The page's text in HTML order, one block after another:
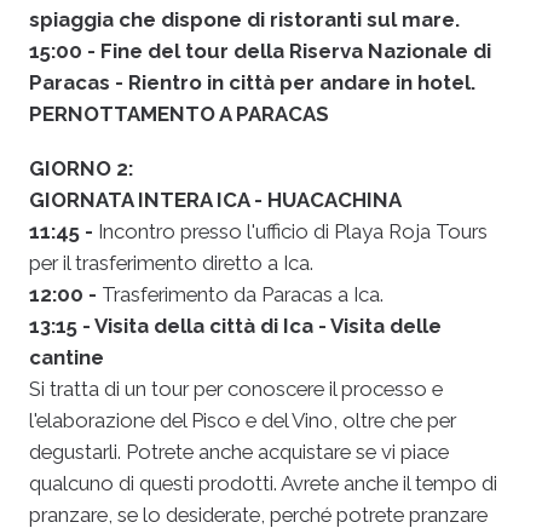
spiaggia che dispone di ristoranti sul mare.
15:00 - Fine del tour della Riserva Nazionale di
Paracas - Rientro in città per andare in hotel.
PERNOTTAMENTO A PARACAS
GIORNO 2:
GIORNATA INTERA ICA - HUACACHINA
11:45 - Incontro presso l'ufficio di Playa Roja Tours
per il trasferimento diretto a Ica.
12:00 - Trasferimento da Paracas a Ica.
13:15 - Visita della città di Ica - Visita delle
cantine
Si tratta di un tour per conoscere il processo e
l'elaborazione del Pisco e del Vino, oltre che per
degustarli. Potrete anche acquistare se vi piace
qualcuno di questi prodotti. Avrete anche il tempo di
pranzare, se lo desiderate, perché potrete pranzare